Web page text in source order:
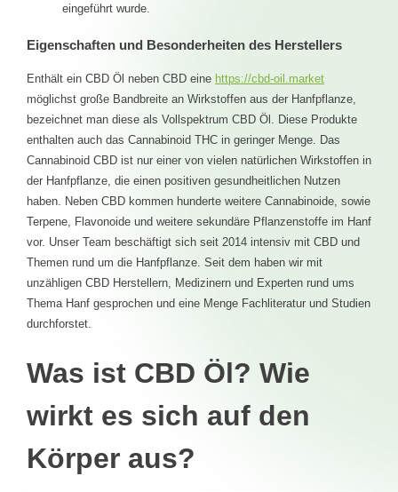
eingeführt wurde.
Eigenschaften und Besonderheiten des Herstellers
Enthält ein CBD Öl neben CBD eine https://cbd-oil.market
möglichst große Bandbreite an Wirkstoffen aus der Hanfpflanze,
bezeichnet man diese als Vollspektrum CBD Öl. Diese Produkte
enthalten auch das Cannabinoid THC in geringer Menge. Das
Cannabinoid CBD ist nur einer von vielen natürlichen Wirkstoffen in
der Hanfpflanze, die einen positiven gesundheitlichen Nutzen
haben. Neben CBD kommen hunderte weitere Cannabinoide, sowie
Terpene, Flavonoide und weitere sekundäre Pflanzenstoffe im Hanf
vor. Unser Team beschäftigt sich seit 2014 intensiv mit CBD und
Themen rund um die Hanfpflanze. Seit dem haben wir mit
unzähligen CBD Herstellern, Medizinern und Experten rund ums
Thema Hanf gesprochen und eine Menge Fachliteratur und Studien
durchforstet.
Was ist CBD Öl? Wie
wirkt es sich auf den
Körper aus?